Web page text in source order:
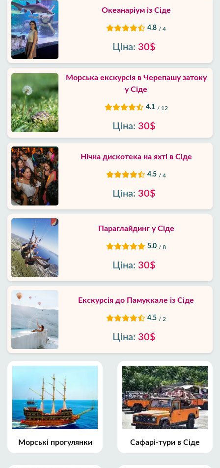
Океанаріум із Сіде
4.8 / 4
Ціна: 30$
Морська екскурсія в Черепашу затоку
у Сіде
4.1 / 12
Ціна: 30$
Нічна дискотека на яхті в Сіде
4.5 / 4
Ціна: 30$
Параглайдинг у Сіде
5.0 / 8
Ціна: 30$
Екскурсія до Памуккале із Сіде
4.5 / 2
Ціна: 30$
Морські прогулянки Сафарі-тури в Сіде